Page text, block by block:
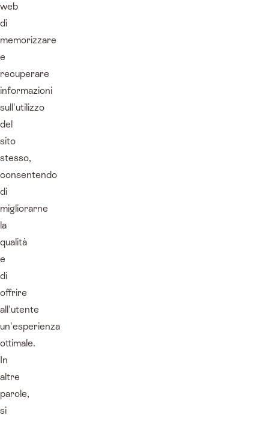
web
di
memorizzare
e
recuperare
informazioni
sull'utilizzo
del
sito
stesso,
consentendo
di
migliorarne
la
qualità
e
di
offrire
all'utente
un'esperienza
ottimale.
In
altre
parole,
si